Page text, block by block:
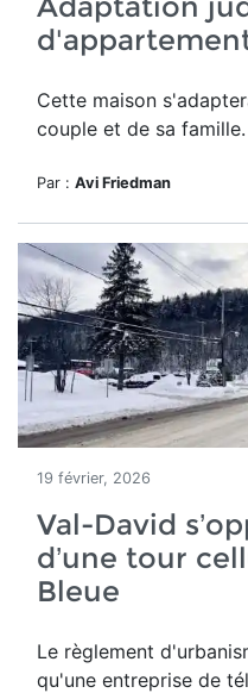
Cette maison
couple et de sa famille.
Par : Avi Friedman
19 février, 2026
Val-David
d’une tour
Bleue
Le règlement
qu'une entreprise de